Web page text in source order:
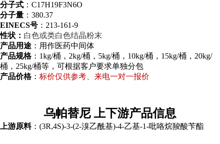
分子式 ：C17H19F3N6O
分子量 ：380.37
EINECS号 ：213-161-9
性状： 白色或类白色结晶粉末
产品用途 ：用作医药中间体
产品规格：1kg/桶，2kg/桶，5kg/桶，10kg/桶，15kg/桶，20kg/
桶，25kg/桶等，可根据客户要求单独分包
产品价格： 标价仅供参考、来电一对一报价
乌帕替尼 上下游产品信息
上游原料：(3R,4S)-3-(2-溴乙酰基)-4-乙基-1-吡咯烷羧酸苄酯